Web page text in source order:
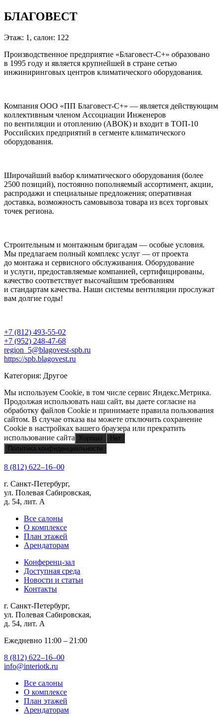
БЛАГОВЕСТ
Этаж: 1, салон: 122
Производственное предприятие «Благовест-С+» образовано
в 1995 году и является крупнейшей в стране сетью
инжиниринговых центров климатического оборудования.
Компания ООО «ПП Благовест-С+» — является действующим
коллективным членом Ассоциации Инженеров
по вентиляции и отоплению (АВОК) и входит в ТОП-10
Российских предприятий в сегменте климатического
оборудования.
Широчайший выбор климатического оборудования (более
2500 позиций), постоянно пополняемый ассортимент, акции,
распродажи и специальные предложения; оперативная
доставка, возможность самовывоза товара из всех торговых
точек региона.
Строительным и монтажным бригадам — особые условия.
Мы предлагаем полный комплекс услуг — от проекта
до монтажа и сервисного обслуживания. Оборудование
и услуги, предоставляемые компанией, сертифицированы,
качество соответствует высочайшим требованиям
и стандартам качества. Наши системы вентиляции прослужат
вам долгие годы!
+7 (812) 493-55-02
+7 (952) 248-47-68
region_5@blagovest-spb.ru
https://spb.blagovest.ru
Категория: Другое
Мы используем Cookie, в том числе сервис Яндекс.Метрика.
Продолжая использовать наш сайт, вы даете согласие на
обработку файлов Cookie и принимаете правила пользования
сайтом. В случае отказа вы можете отключить сохранение
Cookie в настройках вашего браузера или прекратить
использование сайта
Хорошо
Нет
Политика конфиденциальности
8 (812) 622‒16‒00
г. Санкт-Петербург,
ул. Полевая Сабировская,
д. 54, лит. А
Все салоны
О комплексе
План этажей
Арендаторам
Конференц-зал
Доступная среда
Новости и статьи
Контакты
г. Санкт-Петербург,
ул. Полевая Сабировская,
д. 54, лит. А
Ежедневно 11:00 ‒ 21:00
8 (812) 622‒16‒00
info@interiotk.ru
Все салоны
О комплексе
План этажей
Арендаторам